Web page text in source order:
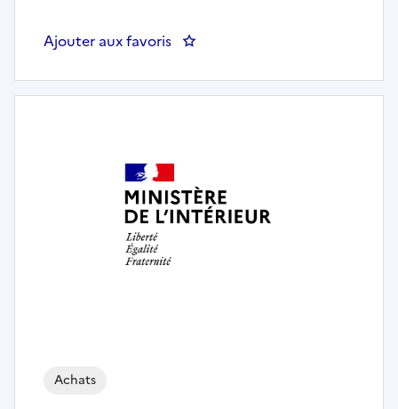
Ajouter aux favoris : DGPN SICOP - Veille
Achats